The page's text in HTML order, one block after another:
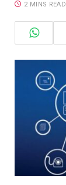
2 MINS READ